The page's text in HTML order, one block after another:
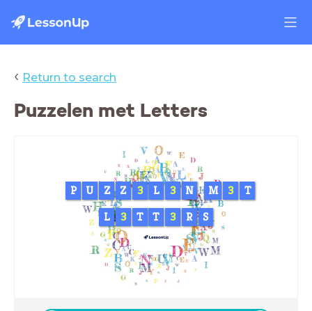
‹ Return to search
Puzzelen met Letters
Week van Lezen en Schrijven
08 - 15 september 2024
L 3 T T 3 R S
Z Z M
3 3 T
U N
P L 3